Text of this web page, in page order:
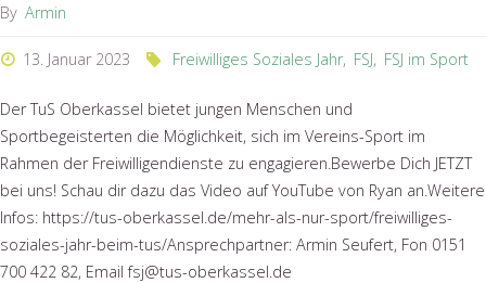
By Armin
13. Januar 2023 Freiwilliges Soziales Jahr, FSJ, FSJ im Sport
Der TuS Oberkassel bietet jungen Menschen und
Sportbegeisterten die Möglichkeit, sich im Vereins-Sport im
Rahmen der Freiwilligendienste zu engagieren.Bewerbe Dich JETZT
bei uns! Schau dir dazu das Video auf YouTube von Ryan an.Weitere
Infos: https://tus-oberkassel.de/mehr-als-nur-sport/freiwilliges-
soziales-jahr-beim-tus/Ansprechpartner: Armin Seufert, Fon 0151
700 422 82, Email fsj@tus-oberkassel.de